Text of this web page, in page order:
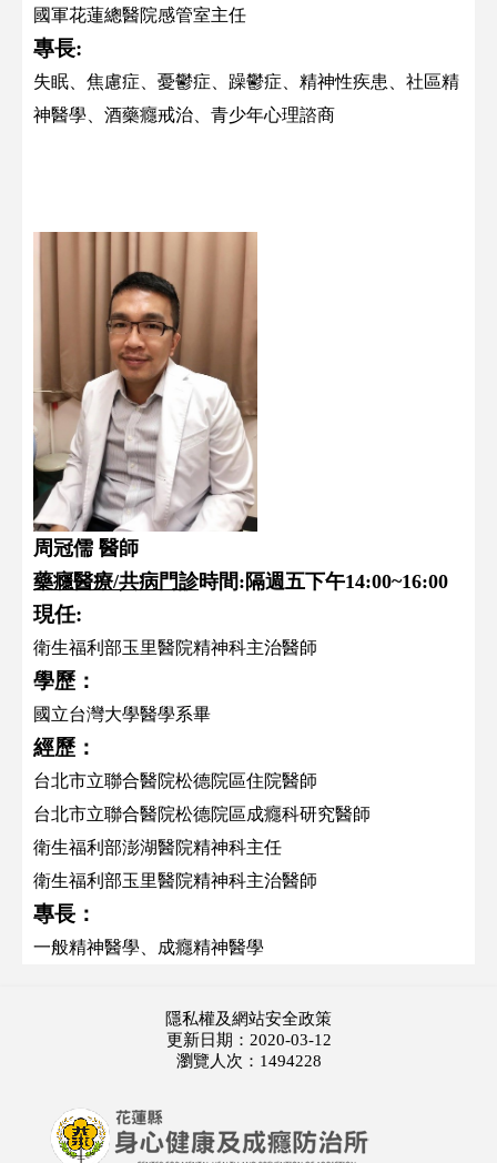
國軍花蓮總醫院感管室主任
專長:
失眠、焦慮症、憂鬱症、躁鬱症、精神性疾患、社區精
神醫學、酒藥癮戒治、青少年心理諮商
周冠儒 醫師
藥癮醫療/共病門診時間:隔週五下午14:00~16:00
現任:
衛生福利部玉里醫院精神科主治醫師
學歷：
國立台灣大學醫學系畢
經歷：
台北市立聯合醫院松德院區住院醫師
台北市立聯合醫院松德院區成癮科研究醫師
衛生福利部澎湖醫院精神科主任
衛生福利部玉里醫院精神科主治醫師
專長：
一般精神醫學、成癮精神醫學
隱私權及網站安全政策
更新日期：2020-03-12
瀏覽人次：1494228